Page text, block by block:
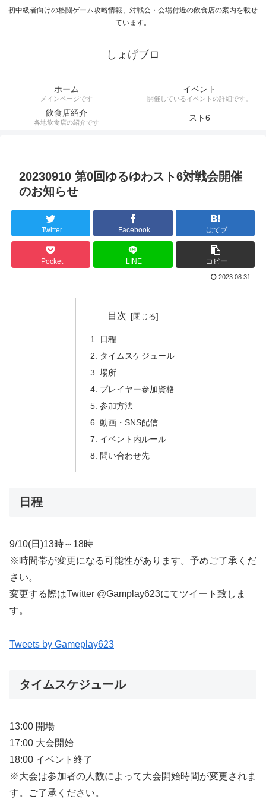
初中級者向けの格闘ゲーム攻略情報、対戦会・会場付近の飲食店の案内を載せ
ています。
しょげブロ
ホーム
メインページです
イベント
開催しているイベントの詳細です。
飲食店紹介
各地飲食店の紹介です スト6
20230910 第0回ゆるゆわスト6対戦会開催
のお知らせ
Twitter Facebook はてブ
Pocket LINE コピー
2023.08.31
目次
日程
タイムスケジュール
場所
プレイヤー参加資格
参加方法
動画・SNS配信
イベント内ルール
問い合わせ先
日程
9/10(日)13時～18時
※時間帯が変更になる可能性があります。予めご了承くだ
さい。
変更する際はTwitter @Gamplay623にてツイート致しま
す。
Tweets by Gameplay623
タイムスケジュール
13:00 開場
17:00 大会開始
18:00 イベント終了
※大会は参加者の人数によって大会開始時間が変更されま
す。ご了承ください。